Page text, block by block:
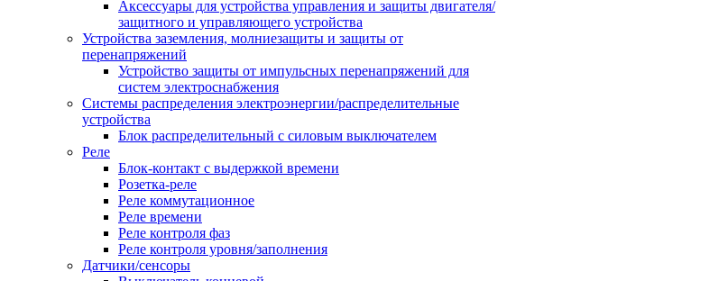
Аксессуары для устройства управления и защиты двигателя/
защитного и управляющего устройства
Устройства заземления, молниезащиты и защиты от
перенапряжений
Устройство защиты от импульсных перенапряжений для
систем электроснабжения
Системы распределения электроэнергии/распределительные
устройства
Блок распределительный с силовым выключателем
Реле
Блок-контакт с выдержкой времени
Розетка-реле
Реле коммутационное
Реле времени
Реле контроля фаз
Реле контроля уровня/заполнения
Датчики/сенсоры